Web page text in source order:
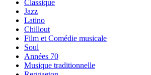
Classique
Jazz
Latino
Chillout
Film et Comédie musicale
Soul
Années 70
Musique traditionnelle